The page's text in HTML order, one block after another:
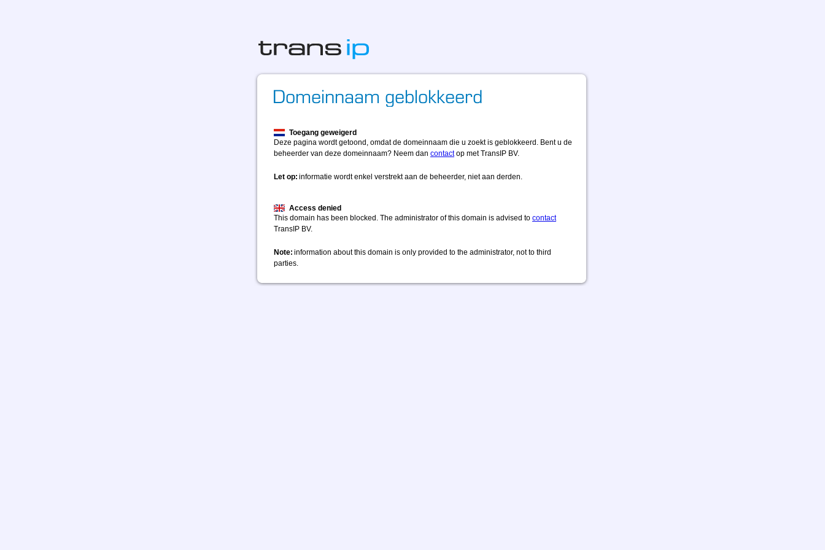
Toegang geweigerd
Deze pagina wordt getoond, omdat de domeinnaam die u zoekt is geblokkeerd. Bent u de
beheerder van deze domeinnaam? Neem dan contactop met TransIP BV.
Let op: informatie wordt enkel verstrekt aan de beheerder, niet aan derden.
Access denied
This domain has been blocked. The administrator of this domain is advised to contact
TransIP BV.
Note: information about this domain is only provided to the administrator, not to third
parties.